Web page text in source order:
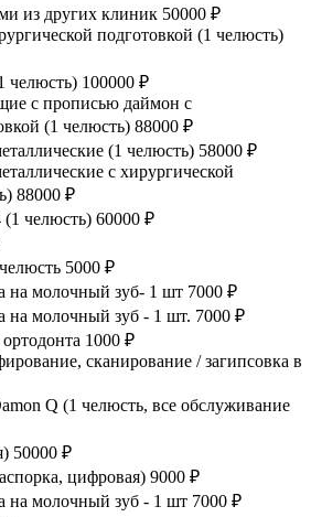
из других клиник 50000 ₽
подготовкой (1 челюсть)
челюсть) 100000 ₽
с прописью даймон с
(1 челюсть) 88000 ₽
(1 челюсть) 58000 ₽
с хирургической
88000 ₽
челюсть) 60000 ₽
5000 ₽
на молочный зуб- 1 шт 7000 ₽
на молочный зуб - 1 шт. 7000 ₽
1000 ₽
сканирование / загипсовка в
Q (1 челюсть, все обслуживание
50000 ₽
цифровая) 9000 ₽
на молочный зуб - 1 шт 7000 ₽